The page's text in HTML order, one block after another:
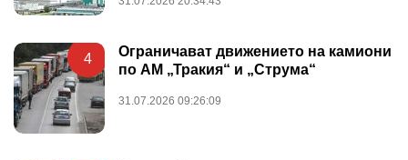
4
Ограничават движението на камиони
по АМ „Тракия“ и „Струма“
31.07.2026 09:26:09